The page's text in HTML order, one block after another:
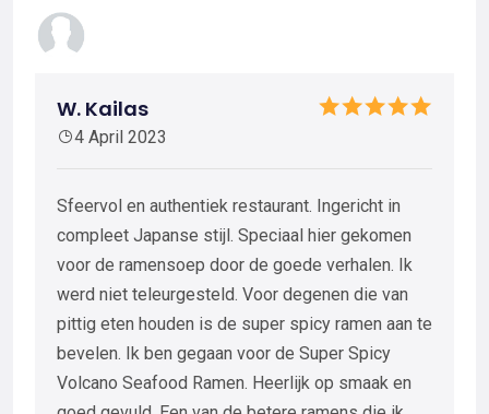
W. Kailas
4 April 2023
Sfeervol en authentiek restaurant. Ingericht in
compleet Japanse stijl. Speciaal hier gekomen
voor de ramensoep door de goede verhalen. Ik
werd niet teleurgesteld. Voor degenen die van
pittig eten houden is de super spicy ramen aan te
bevelen. Ik ben gegaan voor de Super Spicy
Volcano Seafood Ramen. Heerlijk op smaak en